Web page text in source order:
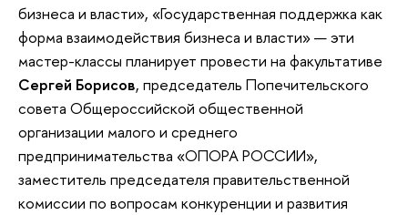
бизнеса и власти», «Государственная поддержка как
форма взаимодействия бизнеса и власти» — эти
мастер-классы планирует провести на факультативе
Сергей Борисов, председатель Попечительского
совета Общероссийской общественной
организации малого и среднего
предпринимательства «ОПОРА РОССИИ»,
заместитель председателя правительственной
комиссии по вопросам конкуренции и развития